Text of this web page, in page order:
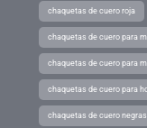
chaquetas de cuero roja
chaquetas de cuero para
chaquetas de cuero para
chaquetas de cuero para
chaquetas de cuero